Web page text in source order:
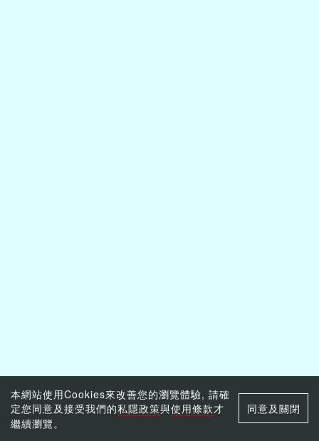
本網站使用Cookies來改善您的瀏覽體驗, 請確
定您同意及接受我們的私隱政策與使用條款才
繼續瀏覽。
同意及關閉